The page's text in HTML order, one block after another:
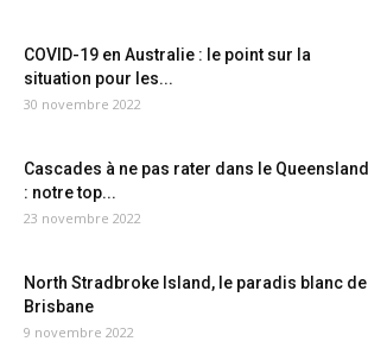
COVID-19 en Australie : le point sur la
situation pour les...
30 novembre 2022
Cascades à ne pas rater dans le Queensland
: notre top...
23 novembre 2022
North Stradbroke Island, le paradis blanc de
Brisbane
9 novembre 2022